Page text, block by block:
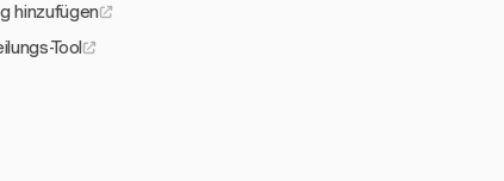
hinzufügen
Tool